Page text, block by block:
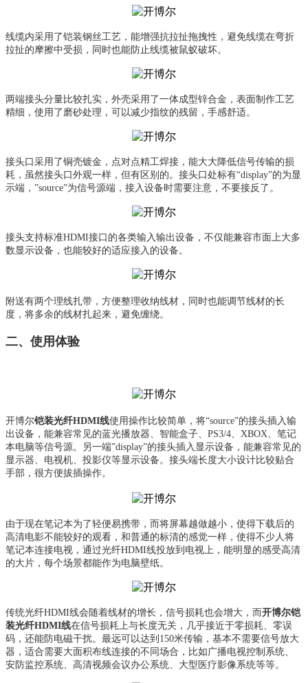
线缆内采用了铠装钢丝工艺，能增强抗拉扯拖拽性，避免线缆在弯折
拉扯的摩擦中受损，同时也能防止线缆被鼠蚁破坏。
两端接头分量比较扎实，外壳采用了一体成型锌合金，表面制作工艺
精细，使用了磨砂处理，可以减少指纹的残留，手感舒适。
接头口采用了铜壳镀金，点对点精工焊接，能大大降低信号传输的损
耗，虽然接头口外观一样，但有区别的。接头口处标有“display”的为显
示端，”source”为信号源端，接入设备时需要注意，不要接反了。
接头支持标准HDMI接口的各类输入输出设备，不仅能兼容市面上大多
数显示设备，也能较好的适应接入的设备。
附送有两个理线扎带，方便整理收纳线材，同时也能调节线材的长
度，将多余的线材扎起来，避免缠绕。
二、使用体验
开博尔铠装光纤HDMI线使用操作比较简单，将“source”的接头插入输
出设备，能兼容常见的蓝光播放器、智能盒子、PS3/4、XBOX、笔记
本电脑等信号源。另一端”display”的接头插入显示设备，能兼容常见的
显示器、电视机、投影仪等显示设备。接头端长度大小设计比较贴合
手部，很方便拔插操作。
由于现在笔记本为了轻便易携带，而将屏幕越做越小，使得下载后的
高清电影不能较好的观看，和普通的标清的感觉一样，使得不少人将
笔记本连接电视，通过光纤HDMI线投放到电视上，能明显的感受高清
的大片，每个场景都能作为电脑壁纸。
传统光纤HDMI线会随着线材的增长，信号损耗也会增大，而开博尔铠
装光纤HDMI线在信号损耗上与长度无关，几乎接近于零损耗、零误
码，还能防电磁干扰。最远可以达到150米传输，基本不需要信号放大
器，适合需要大面积布线连接的不同场合，比如广播电视控制系统、
安防监控系统、高清视频会议办公系统、大型医疗影像系统等等。